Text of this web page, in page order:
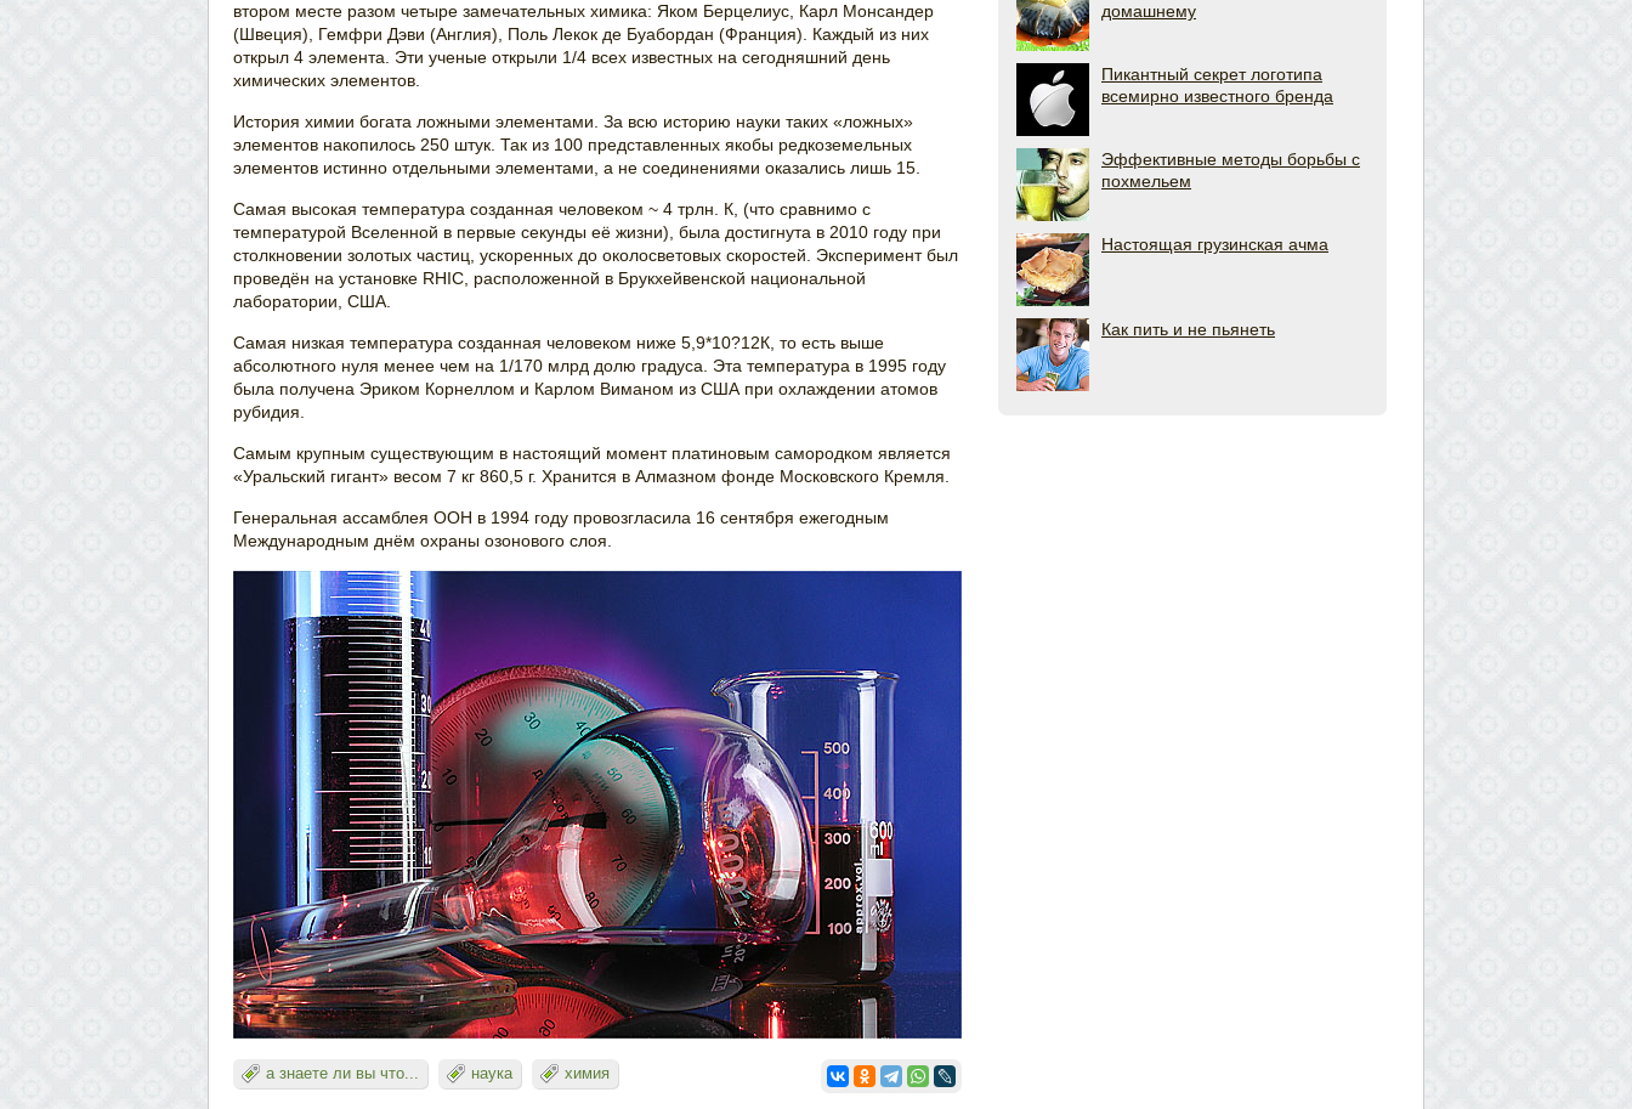
втором месте разом четыре замечательных химика: Яком Берцелиус, Карл Монсандер
(Швеция), Гемфри Дэви (Англия), Поль Лекок де Буабордан (Франция). Каждый из них
открыл 4 элемента. Эти ученые открыли 1/4 всех известных на сегодняшний день
химических элементов.
История химии богата ложными элементами. За всю историю науки таких «ложных»
элементов накопилось 250 штук. Так из 100 представленных якобы редкоземельных
элементов истинно отдельными элементами, а не соединениями оказались лишь 15.
Самая высокая температура созданная человеком ~ 4 трлн. К, (что сравнимо с
температурой Вселенной в первые секунды её жизни), была достигнута в 2010 году при
столкновении золотых частиц, ускоренных до околосветовых скоростей. Эксперимент был
проведён на установке RHIC, расположенной в Брукхейвенской национальной
лаборатории, США.
Самая низкая температура созданная человеком ниже 5,9*10?12К, то есть выше
абсолютного нуля менее чем на 1/170 млрд долю градуса. Эта температура в 1995 году
была получена Эриком Корнеллом и Карлом Виманом из США при охлаждении атомов
рубидия.
Самым крупным существующим в настоящий момент платиновым самородком является
«Уральский гигант» весом 7 кг 860,5 г. Хранится в Алмазном фонде Московского Кремля.
Генеральная ассамблея ООН в 1994 году провозгласила 16 сентября ежегодным
Международным днём охраны озонового слоя.
а знаете ли вы что... наука химия
домашнему
Пикантный секрет логотипа
всемирно известного бренда
Эффективные методы борьбы с
похмельем
Настоящая грузинская ачма
Как пить и не пьянеть